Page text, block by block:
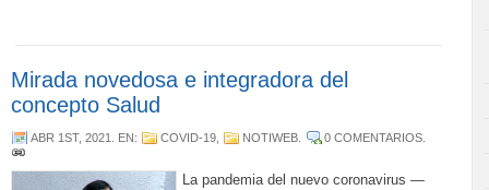
Mirada novedosa e integradora del
concepto Salud
ABR 1ST, 2021 . EN: COVID-19 NOTIWEB 0 COMENTARIOS
La pandemia del nuevo coronavirus —